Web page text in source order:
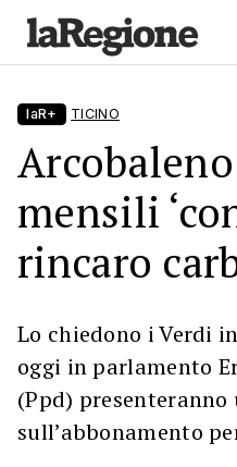
laR+ TICINO
mensili
rincaro
Lo chiedono i Verdi
oggi in parlamento
(Ppd)
sull’abbonamento